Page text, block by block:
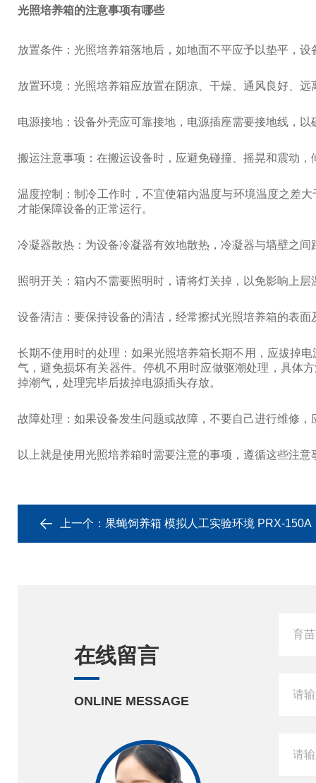
光照培养箱的注意事项有哪些
放置条件：光照培养箱落地后，如地面不平应予以垫平，
放置环境：光照培养箱应放置在阴凉、干燥、通风良好、
电源接地：设备外壳应可靠接地，电源插座需要接地线，以
搬运注意事项：在搬运设备时，应避免碰撞、摇晃和震动，
温度控制：制冷工作时，不宜使箱内温度与环境温度之差
才能保障设备的正常运行。
冷凝器散热：为设备冷凝器有效地散热，冷凝器与墙壁之
照明开关：箱内不需要照明时，请将灯关掉，以免影响上
设备清洁：要保持设备的清洁，经常擦拭光照培养箱的表
长期不使用时的处理：如果光照培养箱长期不用，应拔掉
气，避免损坏有关器件。停机不用时应做驱潮处理，具体
掉潮气，处理完毕后拔掉电源插头存放。
故障处理：如果设备发生问题或故障，不要自己进行维修
以上就是使用光照培养箱时需要注意的事项，遵循这些注
上一个： 果蝇饲养箱 模拟人工实验环境 PRX-150A
在线留言
ONLINE MESSAGE